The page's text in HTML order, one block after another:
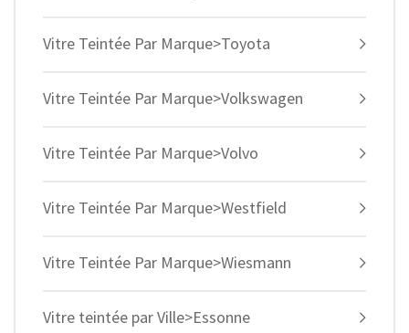
Vitre Teintée Par Marque>Toyota
Vitre Teintée Par Marque>Volkswagen
Vitre Teintée Par Marque>Volvo
Vitre Teintée Par Marque>Westfield
Vitre Teintée Par Marque>Wiesmann
Vitre teintée par Ville>Essonne